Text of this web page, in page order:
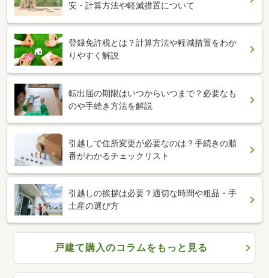
安・計算方法や軽減措置について
登録免許税とは？計算方法や軽減措置をわか
りやすく解説
転出届の期限はいつからいつまで？必要なも
のや手続き方法を解説
引越しで住所変更が必要なのは？手続きの順
番がわかるチェックリスト
引越しの挨拶は必要？適切な時間や粗品・手
土産の選び方
戸建て購入のコラムをもっと見る